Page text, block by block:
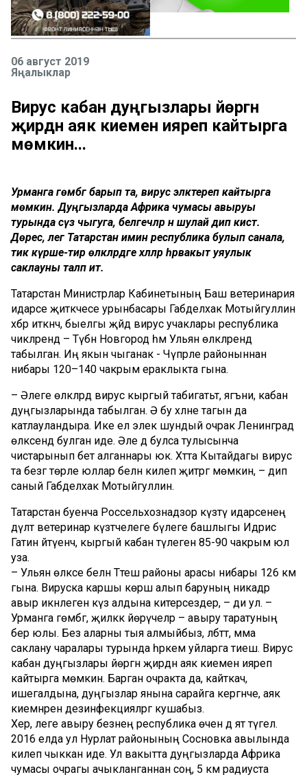
06 август 2019
Яңалыклар
Вирус кабан дуңгызлары йөргән
җирдән аяк киеменә ияреп кайтырга
мөмкин...
Урманга гөмбәгә барып та, вирус эләктереп кайтырга
мөмкин. Дуңгызларда Африка чумасы авыруы
турында сүз чыгуга, белгечләр әнә шулай дип кисәтә.
Дөрес, әлегә Татарстан имин республика булып санала,
тик күрше-тирә өлкәләрдәге хәлләр һәрвакыт уяулык
саклауны таләп итә.
Татарстан Министрлар Кабинетының Баш ветеринария
идарәсе җитәкчесе урынбасары Габделхак Мотыйгуллин
хәбәр иткәнчә, быелгы җәйдә вирус учаклары республика
чикләрендә – Түбән Новгород һәм Ульян өлкәләрендә
табылган. Иң якын чыганак - Чүпрәле районыннан
нибары 120–140 чакрым ераклыкта гына.
– Әлеге өлкәләрдә вирус кыргый табигатьтә, ягъни, кабан
дуңгызларында табылган. Ә бу хәлне тагын да
катлауландыра. Ике ел элек шундый очрак Ленинград
өлкәсендә булган иде. Әле дә булса тулысынча
чистарынып бетә алганнары юк. Хәтта Кытайдагы вирус
та безгә төрле юллар белән килеп җитәргә мөмкин, – дип
саный Габделхак Мотыйгуллин.
Татарстан буенча Россельхознадзор күзәтү идарәсенең
дәүләт ветеринар күзәтчелеге бүлеге башлыгы Идрис
Гатин әйтүенчә, кыргый кабан тәүлегенә 85-90 чакрым юл
уза.
– Ульян өлкәсе белән Тәтеш районы арасы нибары 126 км
гына. Вируска каршы көрәш алып баруның никадәр
авыр икәнлеген күз алдына китерәсездер, – ди ул. –
Урманга гөмбәгә, җиләккә йөрүчеләр – авыру таратуның
бер юлы. Без аларны тыя алмыйбыз, әлбәттә, әмма
саклану чаралары турында һәркем уйларга тиеш. Вирус
кабан дуңгызлары йөргән җирдән аяк киеменә ияреп
кайтырга мөмкин. Барган очракта да, кайткач,
ишегалдына, дуңгызлар янына сарайга кергәнче, аяк
киемнәрен дезинфекцияләргә кушабыз.
Хәер, әлеге авыру безнең республика өчен дә ят түгел.
2016 елда ул Нурлат районының Сосновка авылында
килеп чыккан иде. Ул вакытта дуңгызларда Африка
чумасы очрагы ачыкланганнан соң, 5 км радиуста